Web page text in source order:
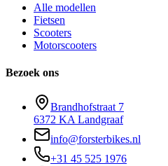
Alle modellen
Fietsen
Scooters
Motorscooters
Bezoek ons
Brandhofstraat 7
6372 KA Landgraaf
info@forsterbikes.nl
+31 45 525 1976